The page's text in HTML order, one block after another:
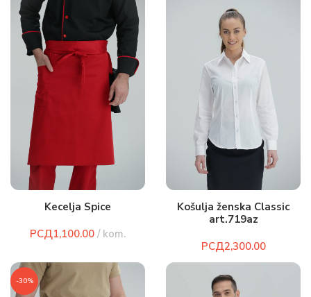
Kecelja Spice
РСД
Košulja ženska Classic
art.719az
РСД
-30%